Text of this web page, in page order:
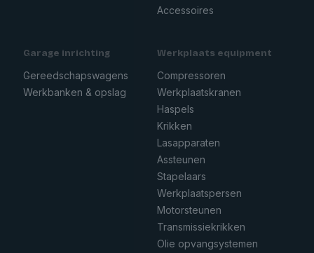
Accessoires
Garage inrichting
Gereedschapswagens
Werkbanken & opslag
Werkplaats equipment
Compressoren
Werkplaatskranen
Haspels
Krikken
Lasapparaten
Assteunen
Stapelaars
Werkplaatspersen
Motorsteunen
Transmissiekrikken
Olie opvangsystemen